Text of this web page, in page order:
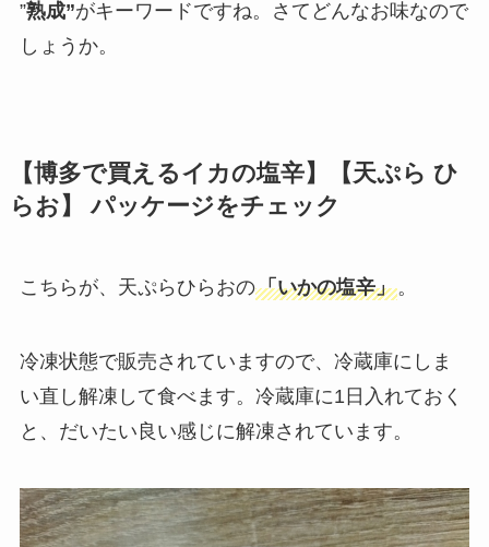
”熟成”がキーワードですね。さてどんなお味なので
しょうか。
【博多で買えるイカの塩辛】【天ぷら ひ
らお 】 パッケージをチェック
こちらが、天ぷらひらおの「いかの塩辛」。
冷凍状態で販売されていますので、冷蔵庫にしま
い直し解凍して食べます。冷蔵庫に1日入れておく
と、だいたい良い感じに解凍されています。